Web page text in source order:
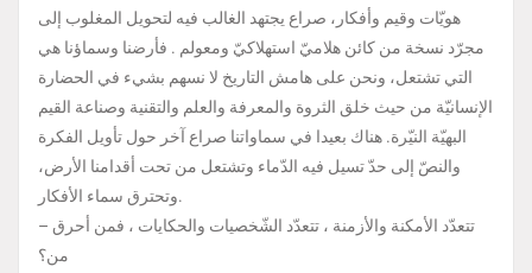
هويّات وقيم وأفكار، صراع يجتهد الغالب فيه لتحويل المغلوب إلى
مجرّد نسخة من كائن هلاميّ استهلاكيّ ومعولم . فأرضنا وسماؤنا هي
التي تشتعل، ونحن على هامش التاريخ لا نسهم بشيء في الحضارة
الإنسانيّة من حيث خلق الثروة والمعرفة والعلم والتقنية وصناعة القيم
البهيّة النيّرة. هناك بعيدا في سماواتنا صراع آخر حول تأويل الفكرة
والنصّ إلى حدّ تسيل فيه الدّماء وتشتعل من تحت أقدامنا الأرض،
وتحترق سماء الأفكار.
– تتعدّد الأمكنة والأزمنة ، تتعدّد الشّخصيات والحكايات ، فمن أحرق
من؟